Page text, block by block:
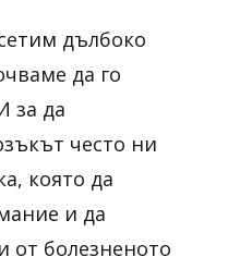
дълбоко
да го
за да
често ни
която да
и да
от болезненото